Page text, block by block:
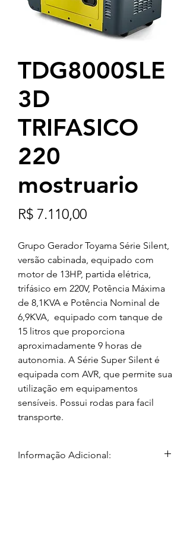
TDG8000SLE
3D
TRIFASICO
220
mostruario
R$ 7.110,00Preço
Grupo Gerador Toyama Série Silent,
versão cabinada, equipado com
motor de 13HP, partida elétrica,
trifásico em 220V, Potência Máxima
de 8,1KVA e Potência Nominal de
6,9KVA, equipado com tanque de
15 litros que proporciona
aproximadamente 9 horas de
autonomia. A Série Super Silent é
equipada com AVR, que permite sua
utilização em equipamentos
sensíveis. Possui rodas para facil
transporte.
Informação Adicional: